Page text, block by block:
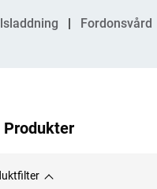
Fordonsvård
Produkter